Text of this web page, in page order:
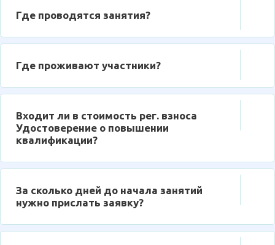
Где проводятся занятия?
Где проживают участники?
Входит ли в стоимость рег. взноса
Удостоверение о повышении
квалификации?
За сколько дней до начала занятий
нужно прислать заявку?